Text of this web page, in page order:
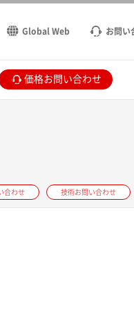
Global Web お問い
価格お問い合わせ
合わせ 技術お問い合わせ